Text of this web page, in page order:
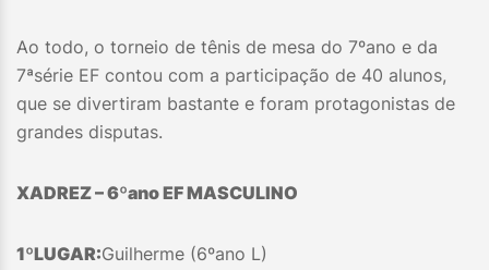
Ao todo, o torneio de tênis de mesa do 7ºano e da
7ªsérie EF contou com a participação de 40 alunos,
que se divertiram bastante e foram protagonistas de
grandes disputas.
XADREZ – 6ºano EF MASCULINO
1ºLUGAR:Guilherme (6ºano L)